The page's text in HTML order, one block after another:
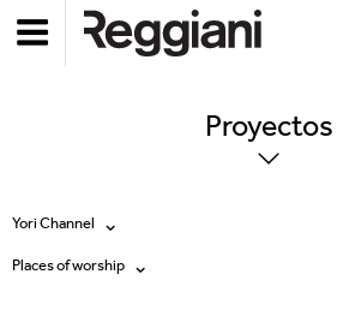
Proyectos
Yori Channel
Todos los productos
Places of worship